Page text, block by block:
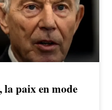
paix en mode